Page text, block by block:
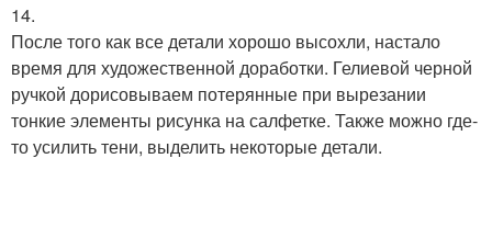
14.
После того как все детали хорошо высохли, настало
время для художественной доработки. Гелиевой черной
ручкой дорисовываем потерянные при вырезании
тонкие элементы рисунка на салфетке. Также можно где-
то усилить тени, выделить некоторые детали.